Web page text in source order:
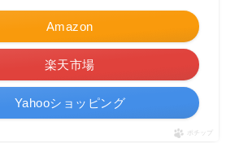
Amazon
楽天市場
Yahooショッピング
ポチップ